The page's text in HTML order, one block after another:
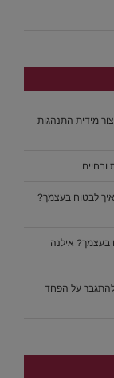
מידית התנהגות
איך לבטוח בעצמך?
בעצמך? אילנה
הפחד| 11 טיפים להתגבר על הפחד